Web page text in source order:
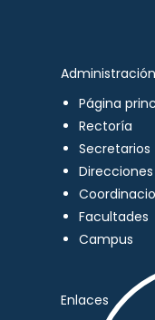
Página
Rectoría
Secretarios
Direcciones
Facultades
Campus
Enlaces